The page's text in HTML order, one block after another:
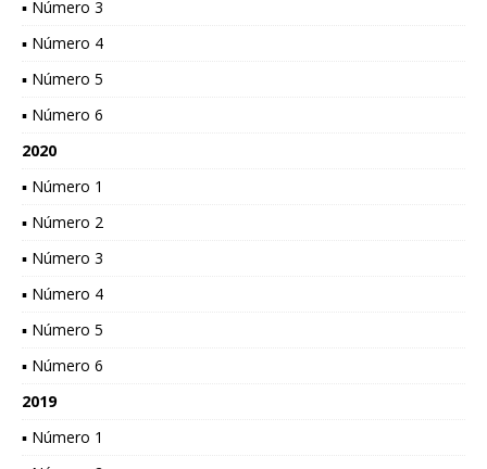
▪ Número 3
▪ Número 4
▪ Número 5
▪ Número 6
2020
▪ Número 1
▪ Número 2
▪ Número 3
▪ Número 4
▪ Número 5
▪ Número 6
2019
▪ Número 1